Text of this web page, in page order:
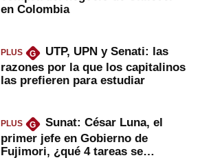
en Colombia
PLUS G
UTP, UPN y Senati: las
razones por la que los capitalinos
las prefieren para estudiar
PLUS G
Sunat: César Luna, el
primer jefe en Gobierno de
Fujimori, ¿qué 4 tareas se